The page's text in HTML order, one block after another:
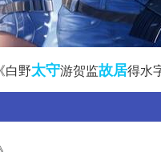
白野太守游贺监故居得水